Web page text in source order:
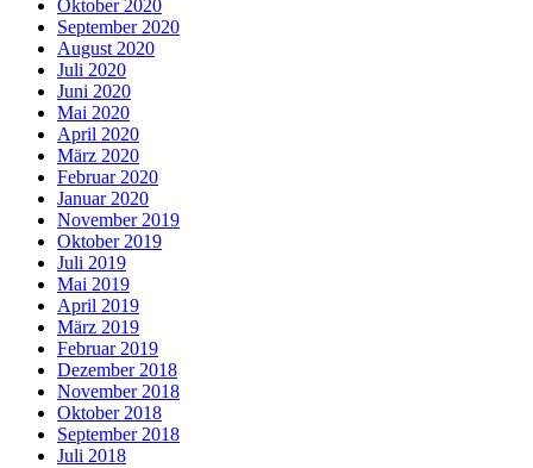
Oktober 2020
September 2020
August 2020
Juli 2020
Juni 2020
Mai 2020
April 2020
März 2020
Februar 2020
Januar 2020
November 2019
Oktober 2019
Juli 2019
Mai 2019
April 2019
März 2019
Februar 2019
Dezember 2018
November 2018
Oktober 2018
September 2018
Juli 2018